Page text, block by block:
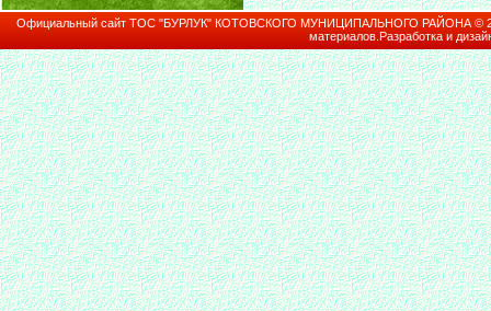
Официальный сайт ТОС "БУРЛУК" КОТОВСКОГО МУНИЦИПАЛЬНОГО РАЙОНА ©
материалов.Разработка и